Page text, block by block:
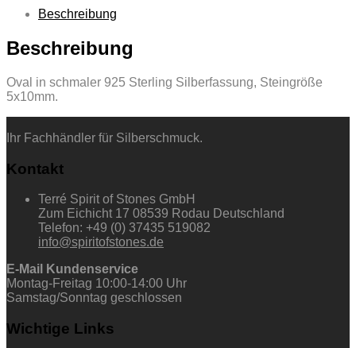
Beschreibung
Beschreibung
Oval in schmaler 925 Sterling Silberfassung, Steingröße
5x10mm.
Ihr Fachhändler für Silberschmuck.
Kontakt
Terré Spirit of Stones GmbH
Zum Eichicht 17 08539 Rodau Deutschland
Telefon: +49 (0) 37435 519082
info@spiritofstones.de
E-Mail Kundenservice
Montag-Freitag 10:00-14:00 Uhr
Samstag/Sonntag geschlossen
Wichtige Links